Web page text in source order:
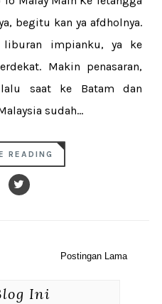
begitu kan ya afdholnya.
impianku, ya ke
Makin penasaran,
lalu saat ke Batam dan
sudah...
READING
Postingan Lama
Ini